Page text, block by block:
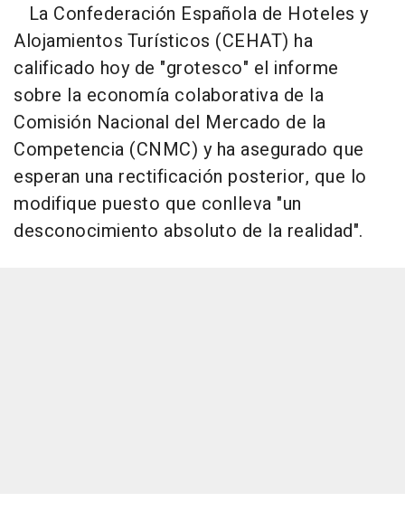
La Confederación Española de Hoteles y
Alojamientos Turísticos (CEHAT) ha
calificado hoy de "grotesco" el informe
sobre la economía colaborativa de la
Comisión Nacional del Mercado de la
Competencia (CNMC) y ha asegurado que
esperan una rectificación posterior, que lo
modifique puesto que conlleva "un
desconocimiento absoluto de la realidad".